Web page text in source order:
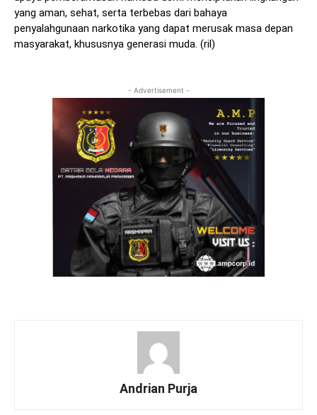
yang aman, sehat, serta terbebas dari bahaya
penyalahgunaan narkotika yang dapat merusak masa depan
masyarakat, khususnya generasi muda. (ril)
- Advertisement -
Andrian Purja